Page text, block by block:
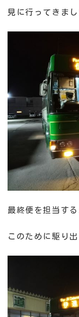
見に行ってきまし
最終便を担当する
このために駆り